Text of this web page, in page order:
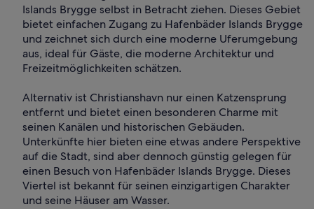
Islands Brygge selbst in Betracht ziehen. Dieses Gebiet
bietet einfachen Zugang zu Hafenbäder Islands Brygge
und zeichnet sich durch eine moderne Uferumgebung
aus, ideal für Gäste, die moderne Architektur und
Freizeitmöglichkeiten schätzen.
Alternativ ist Christianshavn nur einen Katzensprung
entfernt und bietet einen besonderen Charme mit
seinen Kanälen und historischen Gebäuden.
Unterkünfte hier bieten eine etwas andere Perspektive
auf die Stadt, sind aber dennoch günstig gelegen für
einen Besuch von Hafenbäder Islands Brygge. Dieses
Viertel ist bekannt für seinen einzigartigen Charakter
und seine Häuser am Wasser.